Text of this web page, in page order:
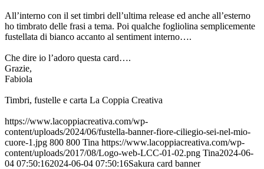
All’interno con il set timbri dell’ultima release ed anche all’esterno
ho timbrato delle frasi a tema. Poi qualche fogliolina semplicemente
fustellata di bianco accanto al sentiment interno….
Che dire io l’adoro questa card….
Grazie,
Fabiola
Timbri, fustelle e carta La Coppia Creativa
https://www.lacoppiacreativa.com/wp-
content/uploads/2024/06/fustella-banner-fiore-ciliegio-sei-nel-mio-
cuore-1.jpg 800 800 Tina https://www.lacoppiacreativa.com/wp-
content/uploads/2017/08/Logo-web-LCC-01-02.png Tina2024-06-
04 07:50:162024-06-04 07:50:16Sakura card banner